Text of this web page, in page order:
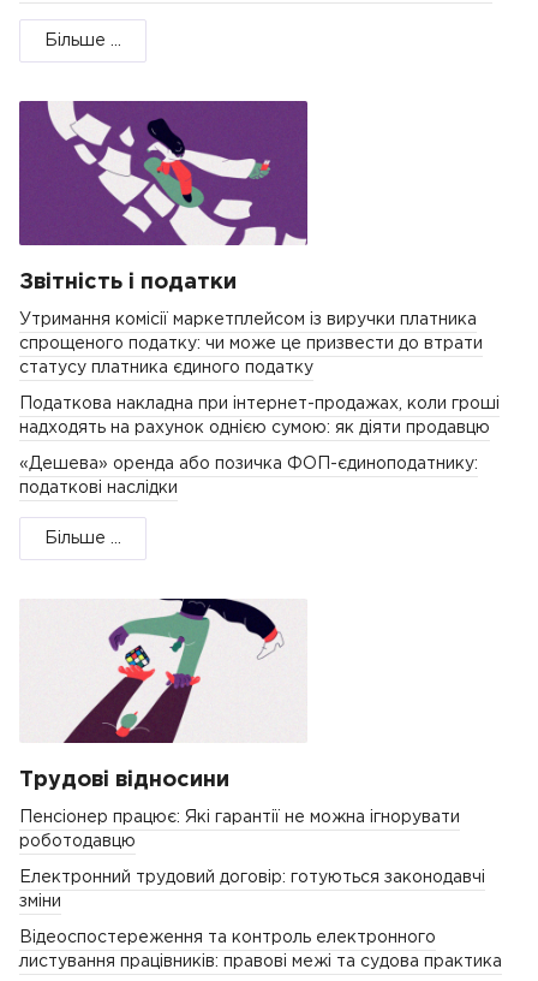
Більше ...
Звітність і податки
Утримання комісії маркетплейсом із виручки платника
спрощеного податку: чи може це призвести до втрати
статусу платника єдиного податку
Податкова накладна при інтернет-продажах, коли гроші
надходять на рахунок однією сумою: як діяти продавцю
«Дешева» оренда або позичка ФОП-єдиноподатнику:
податкові наслідки
Більше ...
Трудові відносини
Пенсіонер працює: Які гарантії не можна ігнорувати
роботодавцю
Електронний трудовий договір: готуються законодавчі
зміни
Відеоспостереження та контроль електронного
листування працівників: правові межі та судова практика